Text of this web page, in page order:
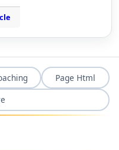
Page Html